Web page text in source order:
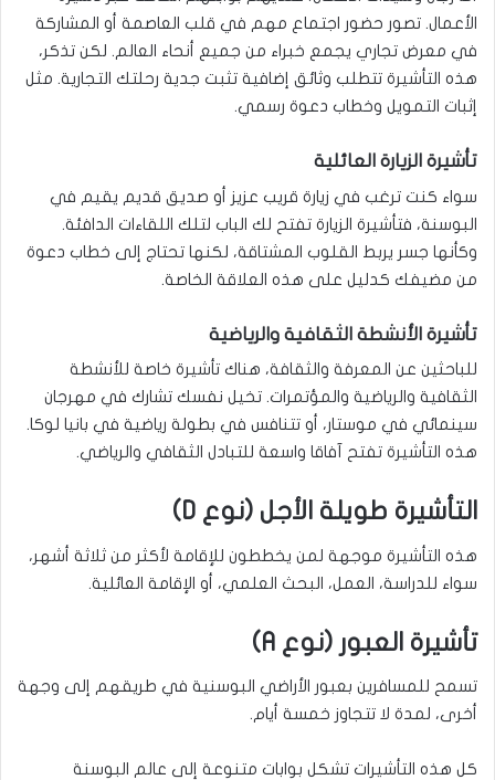
الأعمال. تصور حضور اجتماع مهم في قلب العاصمة أو المشاركة
في معرض تجاري يجمع خبراء من جميع أنحاء العالم. لكن تذكر،
هذه التأشيرة تتطلب وثائق إضافية تثبت جدية رحلتك التجارية. مثل
إثبات التمويل وخطاب دعوة رسمي.
تأشيرة الزيارة العائلية
سواء كنت ترغب في زيارة قريب عزيز أو صديق قديم يقيم في
البوسنة، فتأشيرة الزيارة تفتح لك الباب لتلك اللقاءات الدافئة.
وكأنها جسر يربط القلوب المشتاقة، لكنها تحتاج إلى خطاب دعوة
من مضيفك كدليل على هذه العلاقة الخاصة.
تأشيرة الأنشطة الثقافية والرياضية
للباحثين عن المعرفة والثقافة، هناك تأشيرة خاصة للأنشطة
الثقافية والرياضية والمؤتمرات. تخيل نفسك تشارك في مهرجان
سينمائي في موستار، أو تتنافس في بطولة رياضية في بانيا لوكا.
هذه التأشيرة تفتح آفاقا واسعة للتبادل الثقافي والرياضي.
التأشيرة طويلة الأجل (نوع D)
هذه التأشيرة موجهة لمن يخططون للإقامة لأكثر من ثلاثة أشهر،
سواء للدراسة، العمل، البحث العلمي، أو الإقامة العائلية.
تأشيرة العبور (نوع A)
تسمح للمسافرين بعبور الأراضي البوسنية في طريقهم إلى وجهة
أخرى، لمدة لا تتجاوز خمسة أيام.
كل هذه التأشيرات تشكل بوابات متنوعة إلى عالم البوسنة